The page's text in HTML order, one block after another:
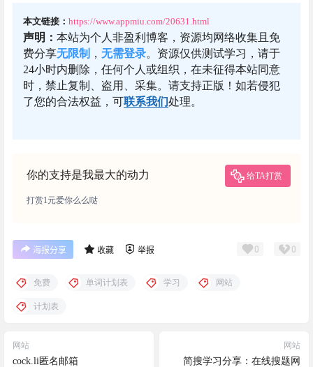
本文链接： https://www.appmiu.com/20631.html
声明： 本站为个人非盈利博客，资源均网络收集且免
费分享无限制 ， 无需登录。资源仅供测试学习，请于
24小时内删除，任何个人或组织，在未征得本站同意
时，禁止复制、盗用、采集。请支持正版！如若侵犯
了您的合法权益，可联系我们处理。
你的支持是我最大的动力 给TA打赏
打赏1元爱你么么哒
海报分享 收藏 举报 0 0
免费 单词计划表 学习 网站
计划表
网站
cock.li匿名邮箱
网站
简搜学习分享：在线搜题网